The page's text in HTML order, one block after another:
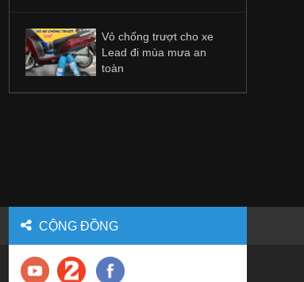
Vỏ chống trượt cho xe
Lead đi mùa mưa an
toàn
CỘNG ĐỒNG